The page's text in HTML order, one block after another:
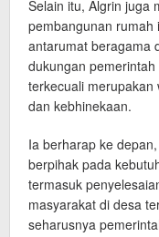
Selain itu, Algrin juga
pembangunan rumah
antarumat beragama
dukungan
terkecuali
dan kebhinekaan.
Ia berharap ke
berpihak pada
termasuk
masyarakat di desa
seharusnya